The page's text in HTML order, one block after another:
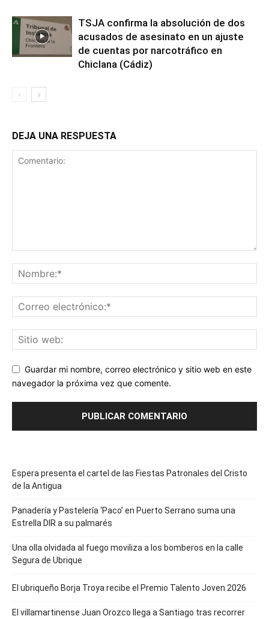
TSJA confirma la absolución de dos
acusados de asesinato en un ajuste
de cuentas por narcotráfico en
Chiclana (Cádiz)
DEJA UNA RESPUESTA
Guardar mi nombre, correo electrónico y sitio web en este
navegador la próxima vez que comente.
Espera presenta el cartel de las Fiestas Patronales del Cristo
de la Antigua
Panadería y Pastelería ‘Paco’ en Puerto Serrano suma una
Estrella DIR a su palmarés
Una olla olvidada al fuego moviliza a los bomberos en la calle
Segura de Ubrique
El ubriqueño Borja Troya recibe el Premio Talento Joven 2026
El villamartinense Juan Orozco llega a Santiago tras recorrer